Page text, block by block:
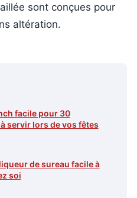
sont conçues pour
altération.
facile pour 30
servir lors de vos fêtes
de sureau facile à
soi